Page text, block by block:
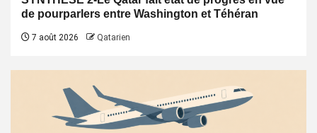
de pourparlers entre Washington et Téhéran
7 août 2026 Qatarien